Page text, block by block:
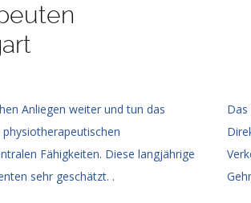
Anliegen weiter und tun das
Fähigkeiten. Diese langjährige
sehr geschätzt. .